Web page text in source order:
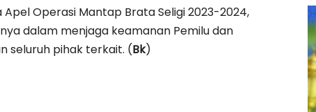
Operasi Mantap Brata Seligi 2023-2024,
dalam menjaga keamanan Pemilu dan
seluruh pihak terkait. (Bk)